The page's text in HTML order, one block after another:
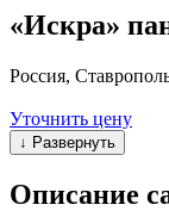
«Искра»
Россия,
Уточнить цену
↓ Развернуть
Описание